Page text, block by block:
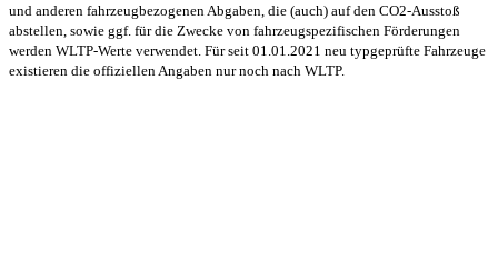
und anderen fahrzeugbezogenen Abgaben, die (auch) auf den CO2-Ausstoß
abstellen, sowie ggf. für die Zwecke von fahrzeugspezifischen Förderungen
werden WLTP-Werte verwendet. Für seit 01.01.2021 neu typgeprüfte Fahrzeuge
existieren die offiziellen Angaben nur noch nach WLTP.